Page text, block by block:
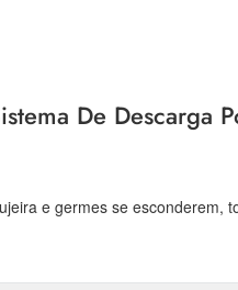
De Descarga
e germes se esconderem,